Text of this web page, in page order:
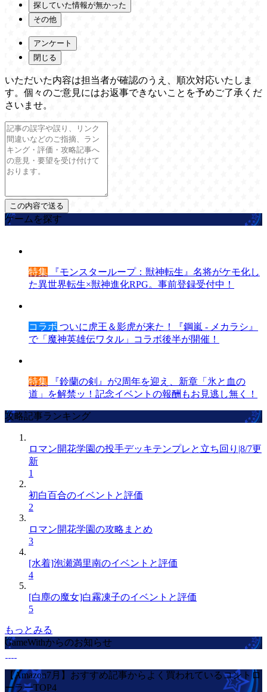
探していた情報が無かった
その他
アンケート
閉じる
いただいた内容は担当者が確認のうえ、順次対応いたしま
す。個々のご意見にはお返事できないことを予めご了承くだ
さいませ。
ゲームを探す
特集 『モンスターループ：獣神転生』名将がケモ化し
た異世界転生×獣神進化RPG。事前登録受付中！
コラボ ついに虎王＆影虎が来た！『鋼嵐 - メカラシ』
で「魔神英雄伝ワタル」コラボ後半が開催！
特集 『鈴蘭の剣』が2周年を迎え、新章「氷と血の
道」を解禁ッ！記念イベントの報酬もお見逃し無く！
攻略記事ランキング
ロマン開花学園の投手デッキテンプレと立ち回り|8/7更
新
1
初白百合のイベントと評価
2
ロマン開花学園の攻略まとめ
3
[水着]泡瀬満里南のイベントと評価
4
[白塵の魔女]白霧凍子のイベントと評価
5
もっとみる
GameWithからのお知らせ
【Amazon7月】おすすめ記事からよく買われているコントロ
ーラーTOP4